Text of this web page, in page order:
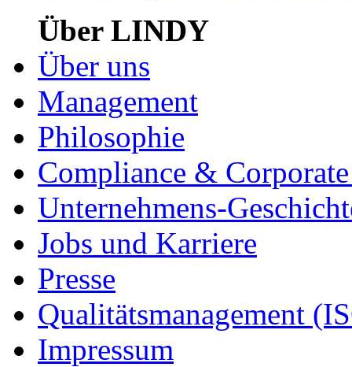
Über LINDY
Über uns
Management
Philosophie
Compliance &
Unternehmens-
Jobs und Karriere
Presse
Qualitätsmanagement
Impressum